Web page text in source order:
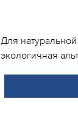
Для
экологичная